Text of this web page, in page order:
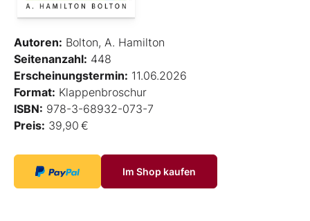
Autoren: Bolton, A. Hamilton
Seitenanzahl: 448
Erscheinungstermin: 11.06.2026
Format: Klappenbroschur
ISBN: 978-3-68932-073-7
Preis: 39,90 €
Im Shop kaufen